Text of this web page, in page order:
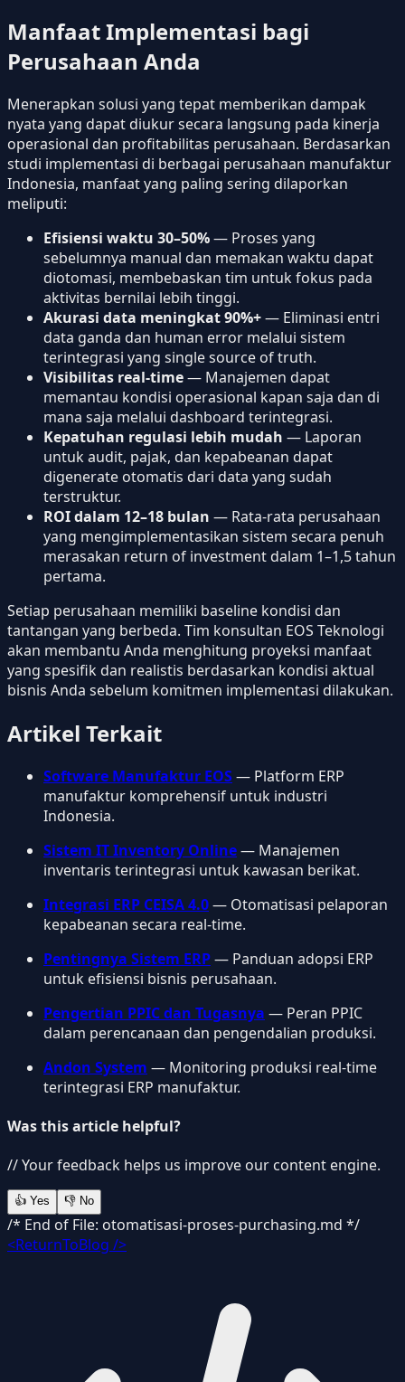
Manfaat Implementasi bagi
Perusahaan Anda
Menerapkan solusi yang tepat memberikan dampak
nyata yang dapat diukur secara langsung pada kinerja
operasional dan profitabilitas perusahaan. Berdasarkan
studi implementasi di berbagai perusahaan manufaktur
Indonesia, manfaat yang paling sering dilaporkan
meliputi:
Efisiensi waktu 30–50%— Proses yang
sebelumnya manual dan memakan waktu dapat
diotomasi, membebaskan tim untuk fokus pada
aktivitas bernilai lebih tinggi.
Akurasi data meningkat 90%+— Eliminasi entri
data ganda dan human error melalui sistem
terintegrasi yang single source of truth.
Visibilitas real-time— Manajemen dapat
memantau kondisi operasional kapan saja dan di
mana saja melalui dashboard terintegrasi.
Kepatuhan regulasi lebih mudah — Laporan
untuk audit, pajak, dan kepabeanan dapat
digenerate otomatis dari data yang sudah
terstruktur.
ROI dalam 12–18 bulan — Rata-rata perusahaan
yang mengimplementasikan sistem secara penuh
merasakan return of investment dalam 1–1,5 tahun
pertama.
Setiap perusahaan memiliki baseline kondisi dan
tantangan yang berbeda. Tim konsultan EOS Teknologi
akan membantu Anda menghitung proyeksi manfaat
yang spesifik dan realistis berdasarkan kondisi aktual
bisnis Anda sebelum komitmen implementasi dilakukan.
Artikel Terkait
Software Manufaktur EOS— Platform ERP
manufaktur komprehensif untuk industri
Indonesia.
Sistem IT Inventory Online— Manajemen
inventaris terintegrasi untuk kawasan berikat.
Integrasi ERP CEISA 4.0— Otomatisasi pelaporan
kepabeanan secara real-time.
Pentingnya Sistem ERP— Panduan adopsi ERP
untuk efisiensi bisnis perusahaan.
Pengertian PPIC dan Tugasnya — Peran PPIC
dalam perencanaan dan pengendalian produksi.
Andon System — Monitoring produksi real-time
terintegrasi ERP manufaktur.
Was this article helpful?
// Your feedback helps us improve our content engine.
👍 Yes 👎 No
/* End of File: otomatisasi-proses-purchasing.md */
<ReturnToBlog />